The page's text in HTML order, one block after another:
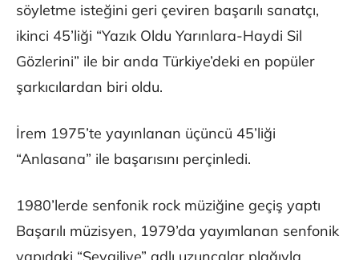
söyletme isteğini geri çeviren başarılı sanatçı,
ikinci 45’liği “Yazık Oldu Yarınlara-Haydi Sil
Gözlerini” ile bir anda Türkiye’deki en popüler
şarkıcılardan biri oldu.
İrem 1975’te yayınlanan üçüncü 45’liği
“Anlasana” ile başarısını perçinledi.
1980’lerde senfonik rock müziğine geçiş yaptı
Başarılı müzisyen, 1979’da yayımlanan senfonik